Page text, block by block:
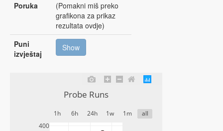
Poruka
(Pomakni miš preko
grafikona za prikaz
rezultata ovdje)
Puni
izvještaj
Show
400
1h 6h 24h 1w 1m all
Probe Runs